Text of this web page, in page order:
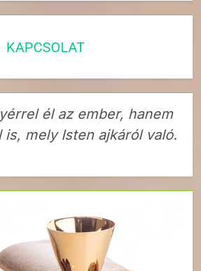
KAPCSOLAT
él az ember, hanem
is, mely Isten ajkáról való.